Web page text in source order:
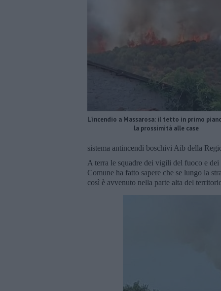
L'incendio a Massarosa: il tetto in primo
la prossimità alle case
sistema antincendi boschivi Aib della
A terra le squadre dei vigili del fuoco e
Comune ha fatto sapere che se lungo la
così è avvenuto nella parte alta del